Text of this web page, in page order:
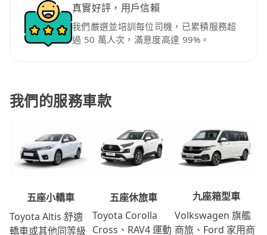
真實好評，用戶信賴
我們嚴選並培訓每位司機，已累積服務超
過 50 萬人次，滿意度高達 99%。
我們的服務車款
五座小轎車
Toyota Altis 舒適
轎車或其他同等級
五座休旅車
Toyota Corolla
Cross、RAV4 運動
九座箱型車
Volkswagen 旗艦
商旅、Ford 家用商